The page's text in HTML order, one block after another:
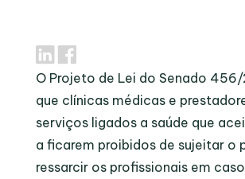
O Projeto de Lei do Senado 456/
que clínicas médicas e
serviços ligados a saúde que
a ficarem proibidos de sujeitar o
ressarcir os profissionais em